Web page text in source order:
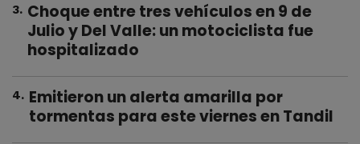
3. Choque entre tres vehículos en 9 de
Julio y Del Valle: un motociclista fue
hospitalizado
4. Emitieron un alerta amarilla por
tormentas para este viernes en Tandil